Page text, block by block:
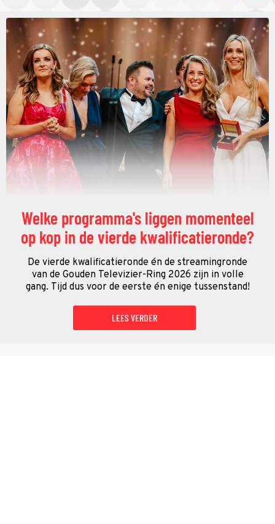
Welke programma's liggen momenteel
op kop in de vierde kwalificatieronde?
De vierde kwalificatieronde én de streamingronde
van de Gouden Televizier-Ring 2026 zijn in volle
gang. Tijd dus voor de eerste én enige tussenstand!
LEES VERDER